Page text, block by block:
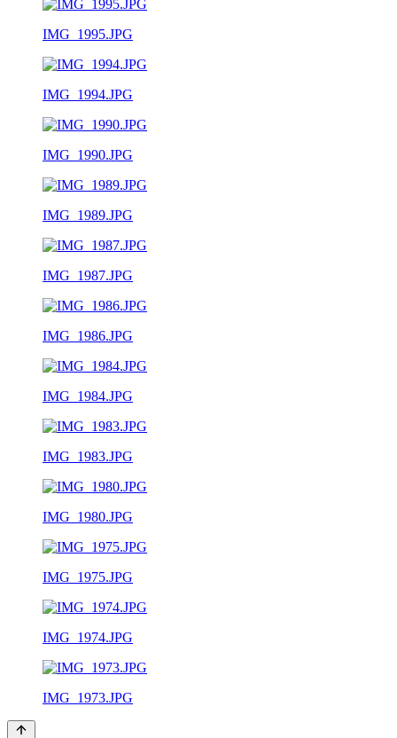
IMG_1995.JPG
IMG_1994.JPG
IMG_1990.JPG
IMG_1989.JPG
IMG_1987.JPG
IMG_1986.JPG
IMG_1984.JPG
IMG_1983.JPG
IMG_1980.JPG
IMG_1975.JPG
IMG_1974.JPG
IMG_1973.JPG